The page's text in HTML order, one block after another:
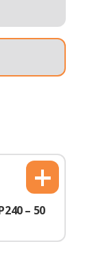
– 50
+